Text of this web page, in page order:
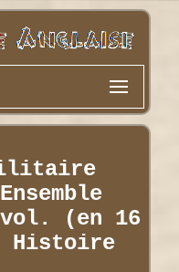
vol. (en 16
Histoire